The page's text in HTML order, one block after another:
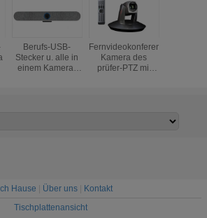
Berufs-USB-
Stecker u. alle in
einem Kamera-
Fernvideokonferenz-
Kamera des
prüfer-PTZ mit
Hause Über uns|
Kontakt
Tischplattenansicht